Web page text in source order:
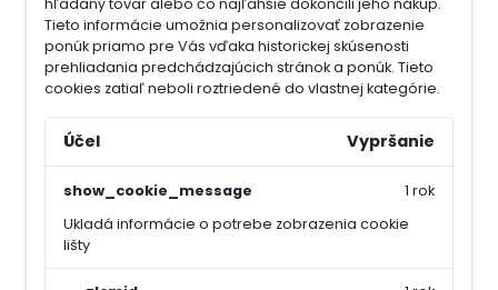
hľadaný tovar alebo čo najľahšie dokončili jeho nákup.
Tieto informácie umožnia personalizovať zobrazenie
ponúk priamo pre Vás vďaka historickej skúsenosti
prehliadania predchádzajúcich stránok a ponúk. Tieto
cookies zatiaľ neboli roztriedené do vlastnej kategórie.
Účel Vypršanie
show_cookie_message
Ukladá informácie o potrebe zobrazenia cookie
lišty
1 rok